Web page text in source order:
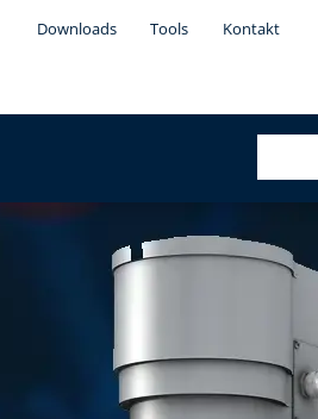
Downloads Tools Kontakt